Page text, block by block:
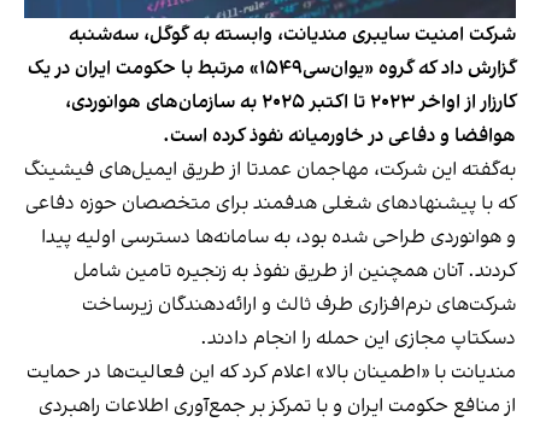
شرکت امنیت سایبری مندیانت، وابسته به گوگل، سه‌شنبه
گزارش داد که گروه «یو‌ان‌سی۱۵۴۹» مرتبط با حکومت ایران در یک
کارزار از اواخر ۲۰۲۳ تا اکتبر ۲۰۲۵ به سازمان‌های هوانوردی،
هوافضا و دفاعی در خاورمیانه نفوذ کرده است.
به‌گفته این شرکت، مهاجمان عمدتا از طریق ایمیل‌های فیشینگ
که با پیشنهادهای شغلی هدفمند برای متخصصان حوزه دفاعی
و هوانوردی طراحی شده بود، به سامانه‌ها دسترسی اولیه پیدا
کردند. آنان همچنین از طریق نفوذ به زنجیره تامین شامل
شرکت‌های نرم‌افزاری طرف‌ ثالث و ارائه‌دهندگان زیرساخت
دسکتاپ مجازی این حمله را انجام دادند.
مندیانت با «اطمینان بالا» اعلام کرد که این فعالیت‌ها در حمایت
از منافع حکومت ایران و با تمرکز بر جمع‌آوری اطلاعات راهبردی